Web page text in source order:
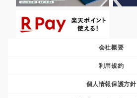
会社概要
利用規約
個人情報保護方針